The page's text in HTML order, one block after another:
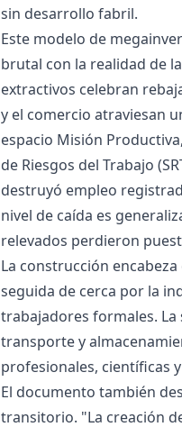
sin desarrollo fabril.
Este modelo de
brutal con la realidad de
extractivos celebran
y el comercio atraviesan
espacio Misión
de Riesgos del Trabajo
destruyó empleo
nivel de caída es
relevados perdieron
La construcción
seguida de cerca por la
trabajadores formales.
transporte y
profesionales, científicas
El documento también
transitorio. "La creación